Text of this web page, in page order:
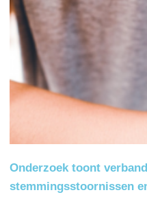
Onderzoek toont
stemmingsstoornissen